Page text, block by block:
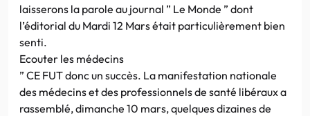
laisserons la parole au journal ” Le Monde ” dont
l’éditorial du Mardi 12 Mars était particulièrement bien
senti.
Ecouter les médecins
” CE FUT donc un succès. La manifestation nationale
des médecins et des professionnels de santé libéraux a
rassemblé, dimanche 10 mars, quelques dizaines de